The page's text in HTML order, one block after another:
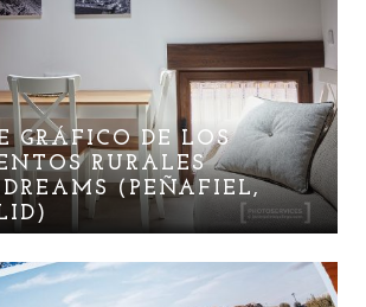
GRÁFICO DE LOS
RURALES
(PEÑAFIEL,